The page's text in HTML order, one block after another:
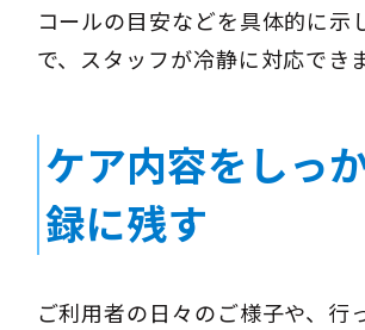
コールの目安などを具体的に示
で、スタッフが冷静に対応でき
ケア内容をしっ
録に残す
ご利用者の日々のご様子や、行